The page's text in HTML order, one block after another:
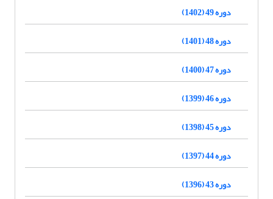
دوره 49 (1402)
دوره 48 (1401)
دوره 47 (1400)
دوره 46 (1399)
دوره 45 (1398)
دوره 44 (1397)
دوره 43 (1396)